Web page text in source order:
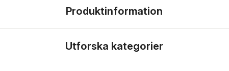
Produktinformation
Utforska kategorier